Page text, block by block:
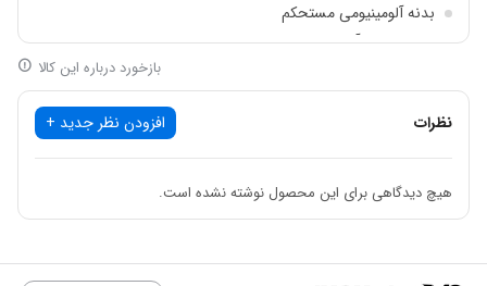
قابلیت تعویض تیغ:
۱۲ ماه گارانتی رسمی آروا
قیچی اتوماتیک برای لوله‌های PVC: سرعت و راحتی در برش
بدنه آلومینیومی مستحکم:مقاومت بالا در محیط‌های کاری صنعتی و
بدنه آلومینیومی مستحکم
دارای ضامن آزاد کننده دهانه قیچی
بازخورد درباره این کالا
نظرات افزودن نظر جدید +
هیچ دیدگاهی برای این محصول نوشته نشده است.